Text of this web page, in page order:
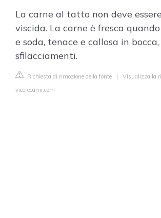
La carne al tatto non deve
viscida. La carne è fresca
e soda, tenace e callosa in
sfilacciamenti.
Richiesta di rimozione della fonte | Visualizza la
vicerecarni.com